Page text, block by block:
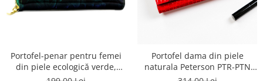
Portofel-penar pentru femei
din piele ecologică verde,
acoperit cu model floral -
Portofel dama din piele
naturala Peterson PTR-PTN
MC-467-2138 R-B